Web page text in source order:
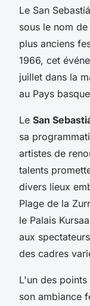
Le San
sous le nom
plus anciens
1966, cet
juillet dans la
au Pays
Le San
sa
artistes de
talents
divers lieux
Plage de la
le Palais
aux
des cadres
L'un des
son ambiance